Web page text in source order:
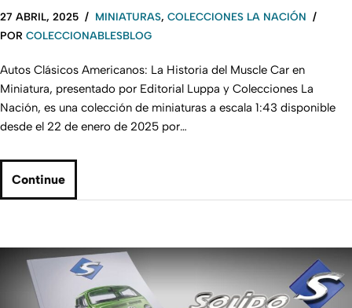
27 ABRIL, 2025 MINIATURAS, COLECCIONES LA NACIÓN
POR COLECCIONABLESBLOG
Autos Clásicos Americanos: La Historia del Muscle Car en
Miniatura, presentado por Editorial Luppa y Colecciones La
Nación, es una colección de miniaturas a escala 1:43 disponible
desde el 22 de enero de 2025 por…
Continue